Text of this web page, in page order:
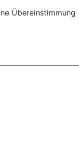
Übereinstimmung